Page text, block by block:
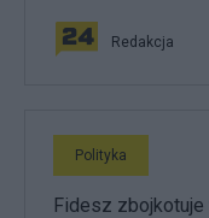
Redakcja
Polityka
Fidesz